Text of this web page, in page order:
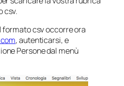
csv.
csv occorre ora
, autenticarsi, e
Persone dal menù